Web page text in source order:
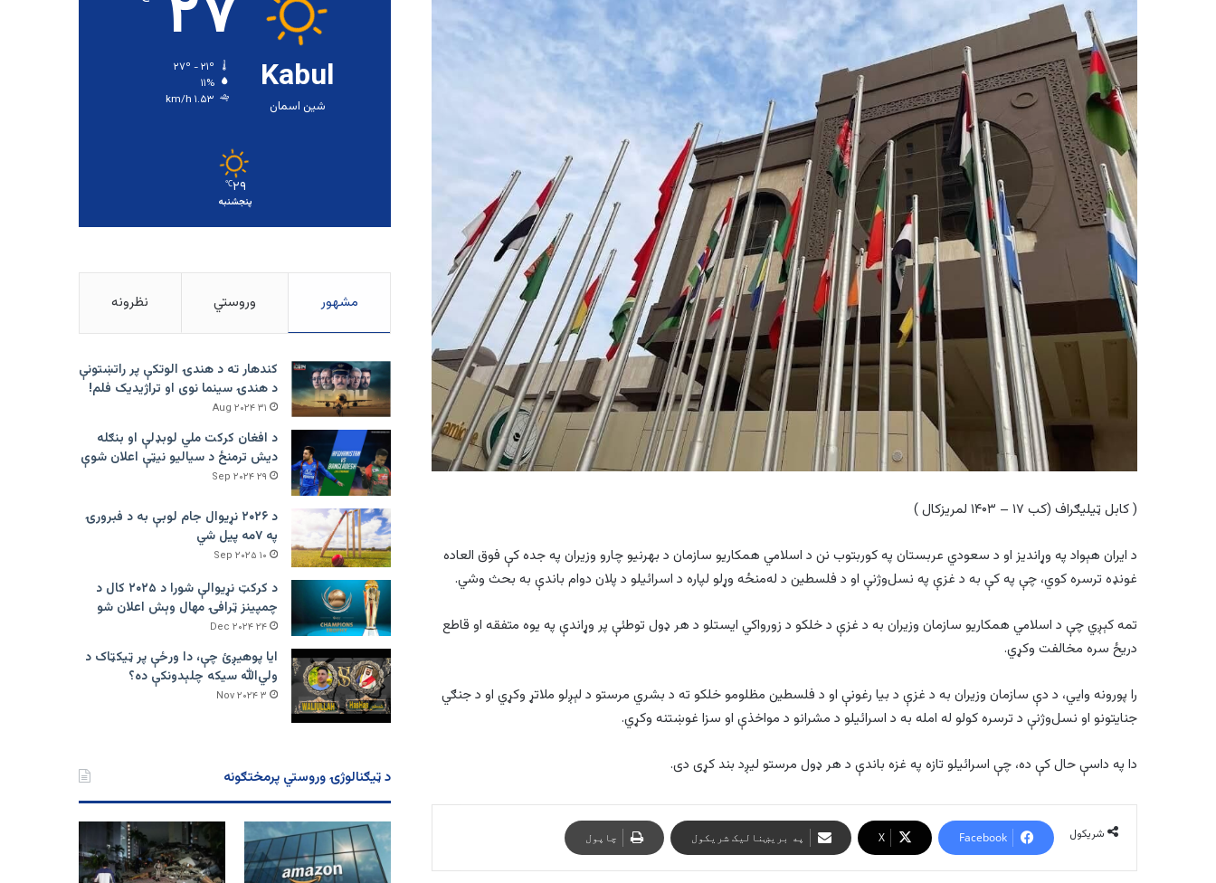
( کابل ټيليګراف (کب ۱۷ – ۱۴۰۳ لمريزکال )
د ایران هېواد په وړاندیز او د سعودي عربستان په کوربتوب نن د اسلامي همکاریو سازمان د بهرنیو چارو وزیران په جده کې فوق العاده
غونډه ترسره کوي، چې په کې به د غزې په نسل‌وژنې او د فلسطین د له‌منځه وړلو لپاره د اسرائیلو د پلان دوام باندې به بحث وشي.
تمه کېږي چې د اسلامي همکاریو سازمان وزیران به د غزې د خلکو د زورواکي ایستلو د هر ډول توطئې پر وړاندې په یوه متفقه او قاطع
دریځ سره مخالفت وکړي.
را پورونه وایي، د دې سازمان وزیران به د غزې د بیا رغونې او د فلسطین مظلومو خلکو ته د بشري مرستو د لېږلو ملاتړ وکړي او د جنګي
جنایتونو او نسل‌وژنې د ترسره کولو له امله به د اسرائیلو د مشرانو د مواخذې او سزا غوښتنه وکړي.
دا په داسې حال کې ده، چې اسرائیلو تازه په غزه باندې د هر ډول مرستو لیږد بند کړی دی.
شریکول Facebook
X په بریښنالیک شریکول چاپول
Kabul
شین اسمان
۱۱%
۱.۵۳ km/h
۲۹℃
پنجشنبه
مشهور وروستي نظرونه
کندهار ته د هندۍ الوتکې پر راتښتونې
د هندۍ سینما نوی او تراژيديک فلم!
۳۱ Aug ۲۰۲۴
د افغان کرکت ملي لوبډلې او بنګله
دیش ترمنځ د سیالیو نیټې اعلان شوې
۲۹ Sep ۲۰۲۴
د ۲۰۲۶ نړیوال جام لوبې به د فبرورۍ
په ۷مه پیل شي
۱۰ Sep ۲۰۲۵
د کرکټ نړیوالې شورا د ۲۰۲۵ کال د
چمپینز ټرافۍ مهال وېش اعلان شو
۲۴ Dec ۲۰۲۴
ایا پوهیږئ چې، دا ورځې پر ټيکټاک د
ولي‌الله سیکه چلېدونکې ده؟
۳ Nov ۲۰۲۴
د ټیګنالوژۍ وروستي پرمختګونه